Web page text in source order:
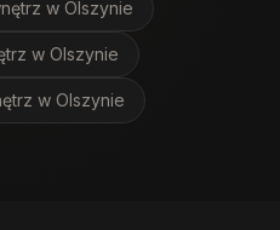
w Olszynie
w Olszynie
w Olszynie